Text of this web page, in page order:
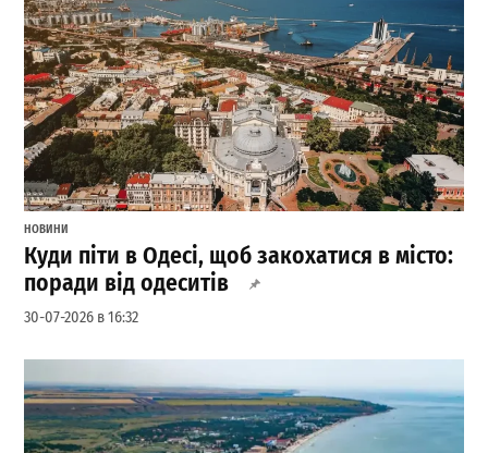
НОВИНИ
Куди піти в Одесі, щоб закохатися в місто:
поради від одеситів
30-07-2026 в 16:32